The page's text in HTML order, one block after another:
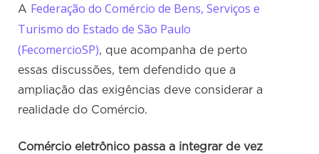
A Federação do Comércio de Bens, Serviços e
Turismo do Estado de São Paulo
(FecomercioSP), que acompanha de perto
essas discussões, tem defendido que a
ampliação das exigências deve considerar a
realidade do Comércio.
Comércio eletrônico passa a integrar de vez